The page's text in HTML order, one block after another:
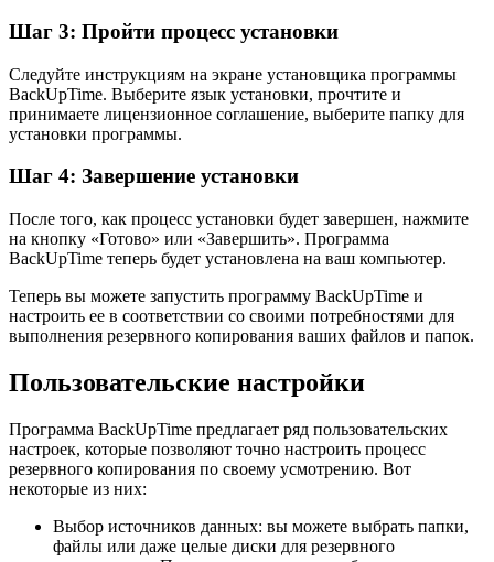
Шаг 3: Пройти процесс установки
Следуйте инструкциям на экране установщика программы
BackUpTime. Выберите язык установки, прочтите и
принимаете лицензионное соглашение, выберите папку для
установки программы.
Шаг 4: Завершение установки
После того, как процесс установки будет завершен, нажмите
на кнопку «Готово» или «Завершить». Программа
BackUpTime теперь будет установлена на ваш компьютер.
Теперь вы можете запустить программу BackUpTime и
настроить ее в соответствии со своими потребностями для
выполнения резервного копирования ваших файлов и папок.
Пользовательские настройки
Программа BackUpTime предлагает ряд пользовательских
настроек, которые позволяют точно настроить процесс
резервного копирования по своему усмотрению. Вот
некоторые из них:
Выбор источников данных: вы можете выбрать папки,
файлы или даже целые диски для резервного